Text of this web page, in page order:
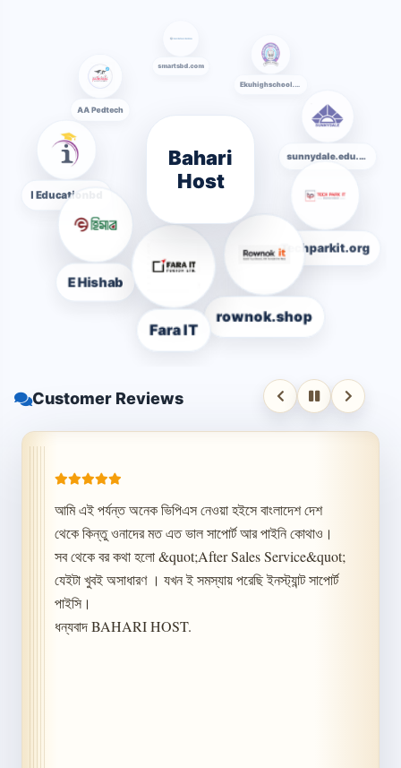
Customer Reviews
আমি এই পর্যন্ত অনেক ভিপিএস নেওয়া হইসে বাংলাদেশ দেশ
থেকে কিন্তু ওনাদের মত এত ভাল সাপোর্ট আর পাইনি কোথাও।
সব থেকে বর কথা হলো &quot;After Sales Service&quot;
যেইটা খুবই অসাধারণ । যখন ই সমস্যায় পরেছি ইনস্ট্যান্ট সাপোর্ট
পাইসি।
ধন্যবাদ BAHARI HOST.
আমি এই পর্যন্ত অনেক ভিপিএস নেওয়া হইসে বাংলাদেশ দেশ
থেকে কিন্তু ওনাদের মত এত ভাল সাপোর্ট আর পাইনি কোথাও।
সব থেকে বর কথা হলো &quot;After Sales Service&quot;
যেইটা খুবই অসাধারণ । যখন ই সমস্যায় পরেছি ইনস্ট্যান্ট সাপোর্ট
পাইসি।
ধন্যবাদ BAHARI HOST.
Bahari
Host
Fara IT
I Educationbd
smartsbd.com
Techparkit.org
rownok.shop